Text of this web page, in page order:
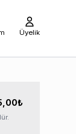
Üyelik
₺